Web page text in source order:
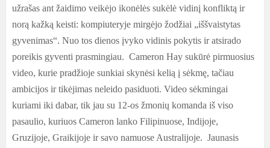
užrašas ant žaidimo veikėjo ikonėlės sukėlė vidinį konfliktą ir
norą kažką keisti: kompiuteryje mirgėjo žodžiai „iššvaistytas
gyvenimas“. Nuo tos dienos įvyko vidinis pokytis ir atsirado
poreikis gyventi prasmingiau. Cameron Hay sukūrė pirmuosius
video, kurie pradžioje sunkiai skynėsi kelią į sėkmę, tačiau
ambicijos ir tikėjimas neleido pasiduoti. Video sėkmingai
kuriami iki dabar, tik jau su 12-os žmonių komanda iš viso
pasaulio, kuriuos Cameron lanko Filipinuose, Indijoje,
Gruzijoje, Graikijoje ir savo namuose Australijoje. Jaunasis